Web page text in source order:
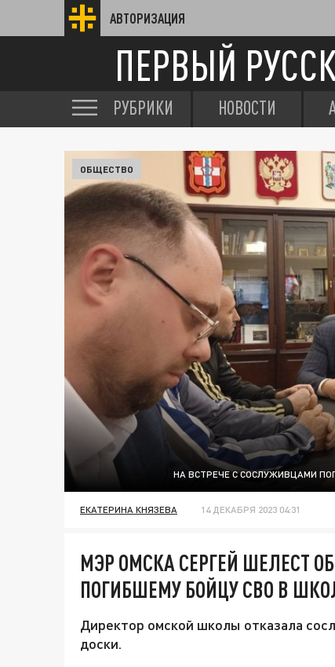
АВТОРИЗАЦИЯ
ПЕРВЫЙ
РУБРИКИ НОВОСТИ
НА ВСТРЕЧЕ С СОСЛУЖИВЦАМИ
ОБЩЕСТВО
ЕКАТЕРИНА КНЯЗЕВА 14 ДЕКАБРЯ 2023 04:31
МЭР ОМСКА СЕРГЕЙ ШЕЛЕСТ
ПОГИБШЕМУ БОЙЦУ СВО В
Директор омской школы отказала
доски.